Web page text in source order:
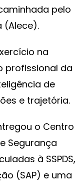
pelo
(Alece).
na
profissional da
de
e trajetória.
o Centro
Segurança
à SSPDS,
(SAP) e uma